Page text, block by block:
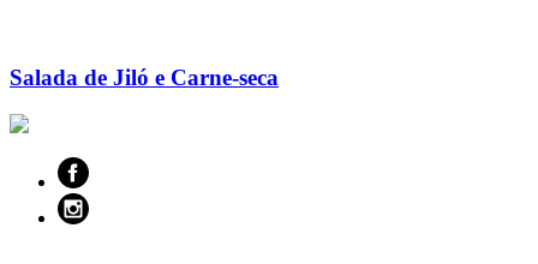
Salada de Jiló e Carne-seca